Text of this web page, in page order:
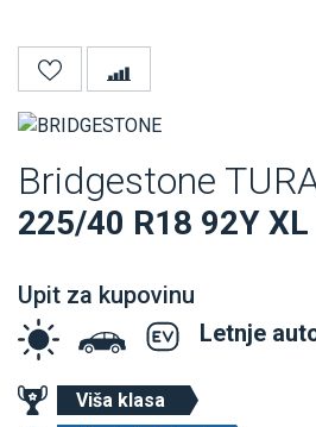
Bridgestone
225/40 R18 92Y XL
Upit za kupovinu
Letnje
Viša klasa